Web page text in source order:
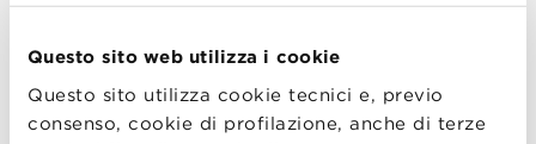
Questo sito web utilizza i cookie
Questo sito utilizza cookie tecnici e, previo
consenso, cookie di profilazione, anche di terze
pensato per renderli in grado di intercettare
l’innovazione di frontiera e renderla un motore di
crescita per le imprese.